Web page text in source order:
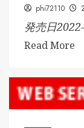
phi72110
発売日
Read More